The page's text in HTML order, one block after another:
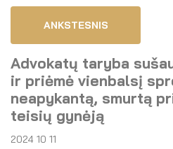
Advokatų taryba
Komitetai
Garbės teismas
Revizijos komisija
Savitarna
Savivaldos teisės
Dokumentų atmintinė
Garbės ženklų
ANKSTESNIS
Advokatų taryba
ir priėmė vienbalsį
neapykantą, smurtą
teisių gynėją
2024 10 11